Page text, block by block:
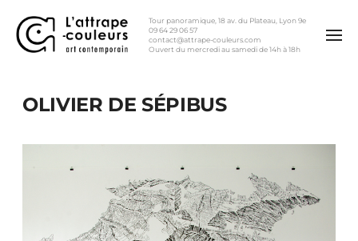
Tour panoramique, 18 av. du Plateau, Lyon 9e
09 64 29 06 57
contact@attrape-couleurs.com
Ouvert du mercredi au samedi de 14h à 18h
OLIVIER DE SÉPIBUS